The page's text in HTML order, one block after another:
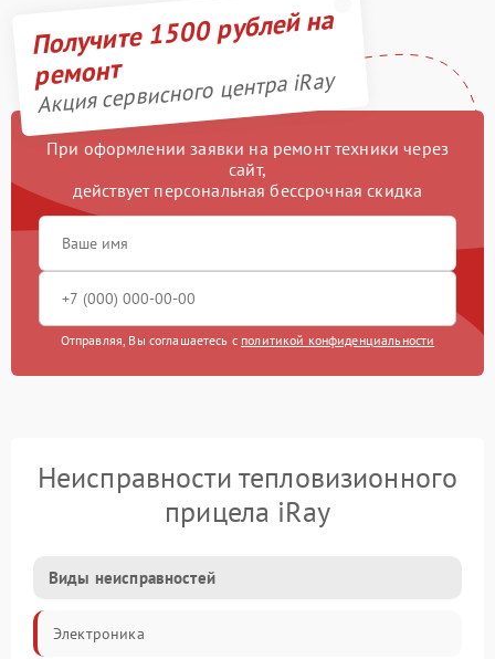
Получите 1500 рублей на
ремонт
Акция сервисного центра iRay
При оформлении заявки на ремонт техники через
сайт,
действует персональная бессрочная скидка
Отправляя, Вы соглашаетесь с политикой конфиденциальности
Неисправности тепловизионного
прицела iRay
Виды неисправностей
Электроника